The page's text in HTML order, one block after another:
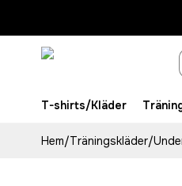
T-shirts/Kläder
Hem/Träningskläder/